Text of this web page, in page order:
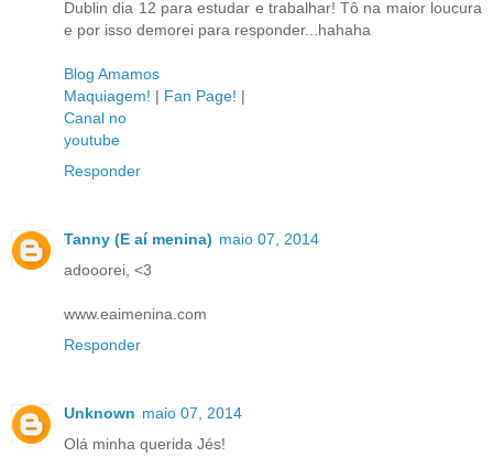
Dublin dia 12 para estudar e trabalhar! Tô na maior loucura
e por isso demorei para responder...hahaha
Blog Amamos
Maquiagem! | Fan Page! |
Canal no
youtube
Responder
Tanny (E aí menina) maio 07, 2014
adooorei, <3
www.eaimenina.com
Responder
Unknown maio 07, 2014
Olá minha querida Jés!